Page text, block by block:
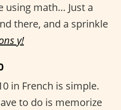
using math… Just a
there, and a sprinkle
y!
in French is simple.
to do is memorize